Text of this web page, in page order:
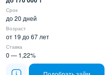
Срок
до 20 дней
Возраст
от 19 до 67 лет
Ставка
0 — 1,22%